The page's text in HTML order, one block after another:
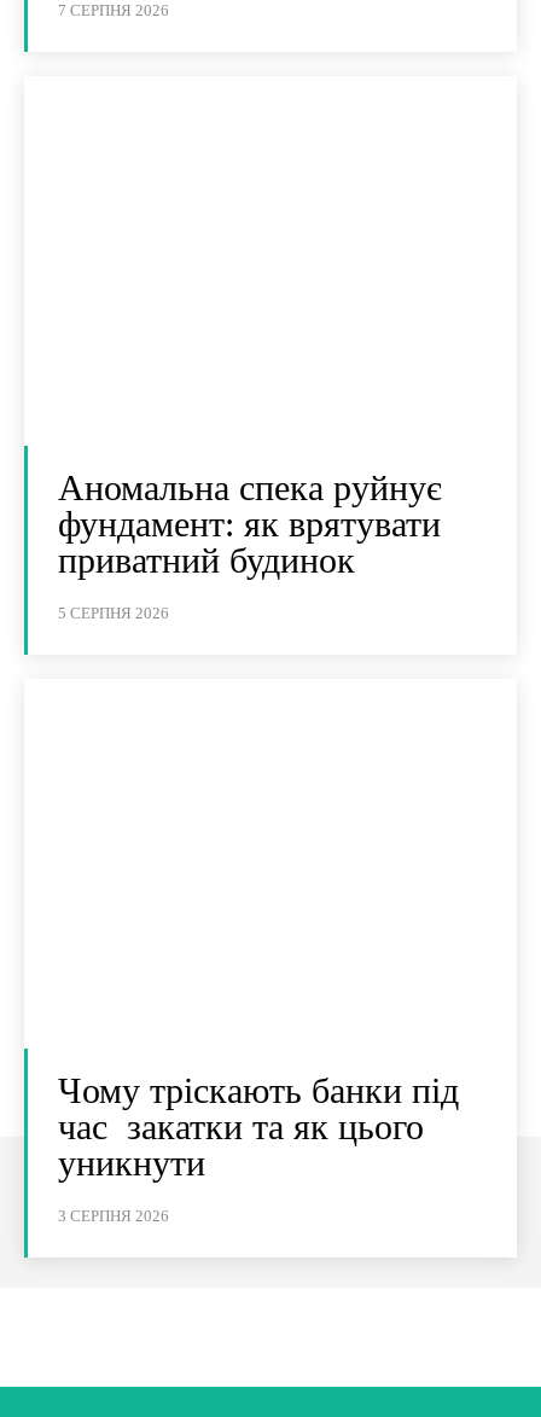
7 СЕРПНЯ 2026
Аномальна спека руйнує
фундамент: як врятувати
приватний будинок
5 СЕРПНЯ 2026
Чому тріскають банки під
час закатки та як цього
уникнути
3 СЕРПНЯ 2026